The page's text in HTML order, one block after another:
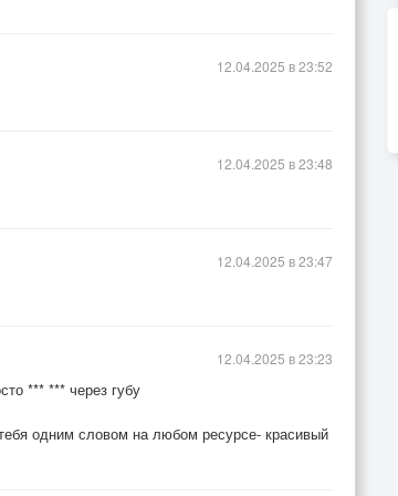
12.04.2025 в 23:52
12.04.2025 в 23:48
12.04.2025 в 23:47
*** *** через губу
одним словом на любом ресурсе- красивый
12.04.2025 в 23:23